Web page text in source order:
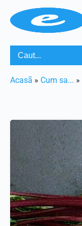
Acasã » Cum sa... »